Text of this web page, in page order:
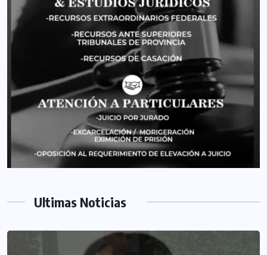
Ultimas Noticias